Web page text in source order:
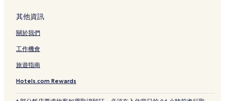
五結的提供免費早餐的飯店
五結的平價飯店
五結的奢華飯店
五結的寵物友善飯店
其他資訊
關於我們
工作機會
旅遊指南
Hotels.com Rewards